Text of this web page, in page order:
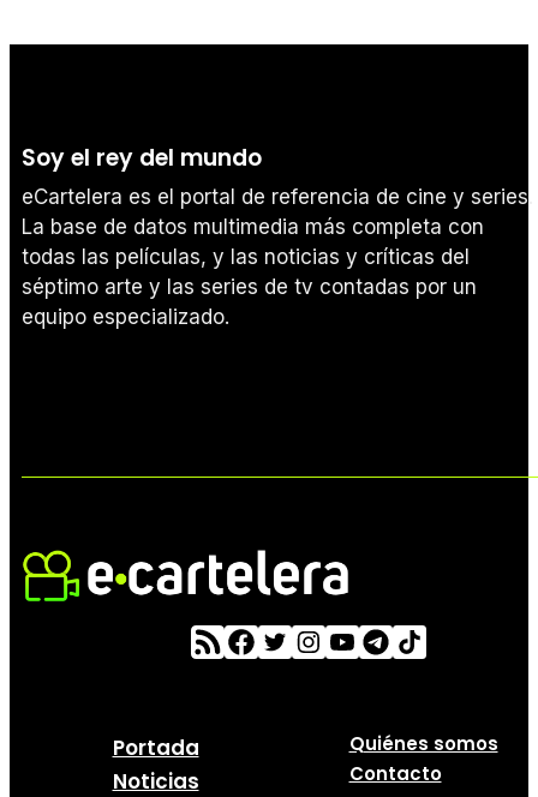
Soy el rey del mundo
eCartelera es el portal de referencia de cine y series.
La base de datos multimedia más completa con
todas las películas, y las noticias y críticas del
séptimo arte y las series de tv contadas por un
equipo especializado.
Portada
Noticias
Quiénes somos
Contacto